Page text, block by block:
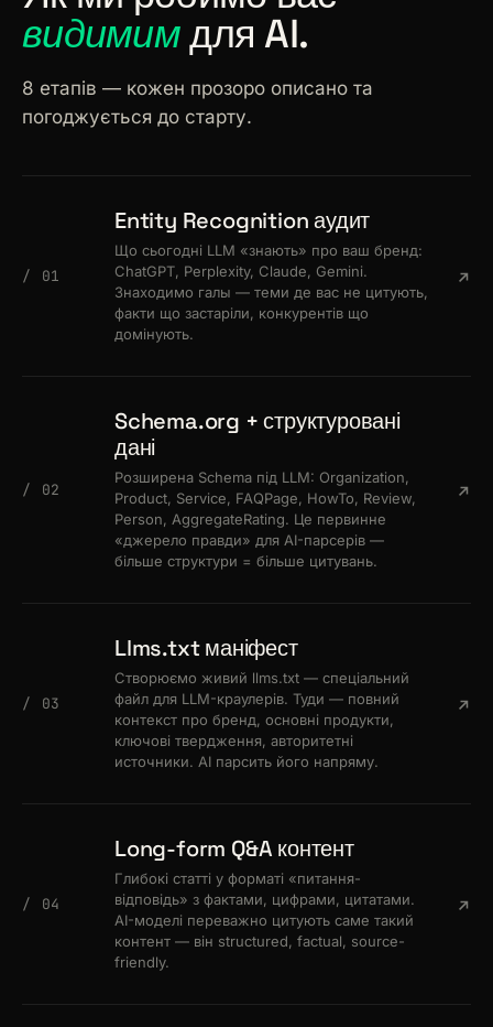
видимимдля AI.
8 етапів — кожен прозоро описано та
погоджується до старту.
/ 01
Entity Recognition аудит
Що сьогодні LLM «знають» про ваш бренд:
ChatGPT, Perplexity, Claude, Gemini.
Знаходимо галы — теми де вас не цитують,
факти що застаріли, конкурентів що
домінують.
/ 02
Schema.org + структуровані
дані
Розширена Schema під LLM: Organization,
Product, Service, FAQPage, HowTo, Review,
Person, AggregateRating. Це первинне
«джерело правди» для AI-парсерів —
більше структури = більше цитувань.
/ 03
Llms.txt маніфест
Створюємо живий llms.txt — спеціальний
файл для LLM-краулерів. Туди — повний
контекст про бренд, основні продукти,
ключові твердження, авторитетні
источники. AI парсить його напряму.
/ 04
Long-form Q&A контент
Глибокі статті у форматі «питання-
відповідь» з фактами, цифрами, цитатами.
AI-моделі переважно цитують саме такий
контент — він structured, factual, source-
friendly.